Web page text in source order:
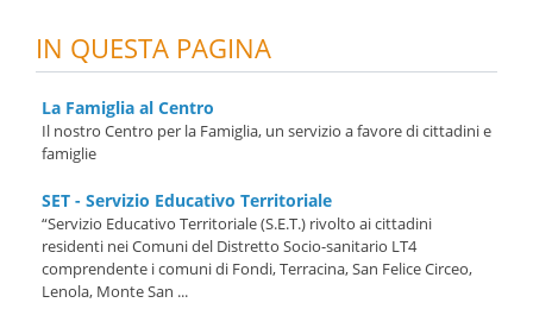
IN QUESTA PAGINA
La Famiglia al Centro
Il nostro Centro per la Famiglia, un servizio a favore di cittadini e
famiglie
SET - Servizio Educativo Territoriale
“Servizio Educativo Territoriale (S.E.T.) rivolto ai cittadini
residenti nei Comuni del Distretto Socio-sanitario LT4
comprendente i comuni di Fondi, Terracina, San Felice Circeo,
Lenola, Monte San ...